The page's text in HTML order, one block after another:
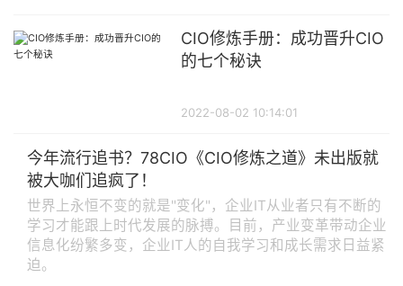
CIO修炼手册：成功晋升CIO
的七个秘诀
2022-08-02 10:14:01
今年流行追书？78CIO《CIO修炼之道》未出版就
被大咖们追疯了！
世界上永恒不变的就是"变化"，企业IT从业者只有不断的
学习才能跟上时代发展的脉搏。目前，产业变革带动企业
信息化纷繁多变，企业IT人的自我学习和成长需求日益紧
迫。